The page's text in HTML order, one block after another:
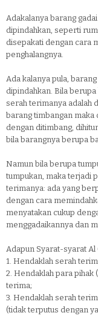
Adakalanya barang
dipindahkan, seperti
disepakati dengan cara
penghalangnya.
Ada kalanya pula,
dipindahkan. Bila
serah terimanya adalah
barang timbangan maka
dengan ditimbang,
bila barangnya berupa
Namun bila berupa
tumpukan, maka terjadi
terimanya: ada yang
dengan cara
menyatakan cukup
menggadaikannya dan
Adapun Syarat-syarat Al
1. Hendaklah serah
2. Hendaklah para pihak
terima;
3. Hendaklah serah
(tidak terputus dengan